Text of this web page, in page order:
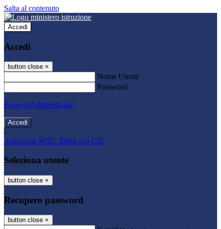
Salta al contenuto
Accedi
Accedi
button close ×
Nome Utente
Password
Password dimenticata?
-
Entra con SPID Entra con CIE
Seleziona utente
button close ×
Recupero password
button close ×